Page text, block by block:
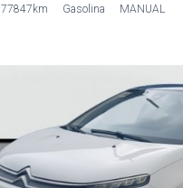
77847km Gasolina MANUAL